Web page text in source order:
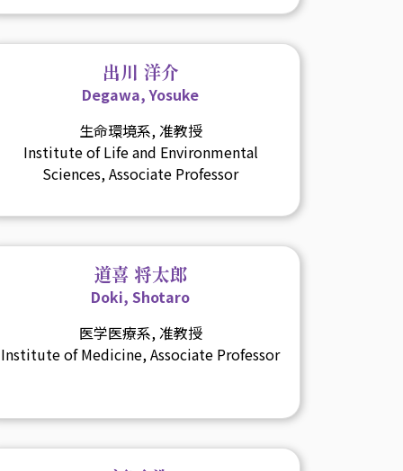
出川 洋介
Degawa, Yosuke
生命環境系, 准教授
Institute of Life and Environmental
Sciences, Associate Professor
道喜 将太郎
Doki, Shotaro
医学医療系, 准教授
Institute of Medicine, Associate Professor